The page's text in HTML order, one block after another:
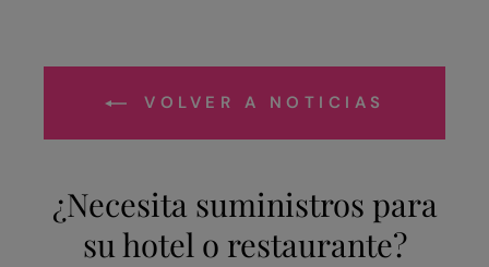
VOLVER A NOTICIAS
¿Necesita suministros para
su hotel o restaurante?